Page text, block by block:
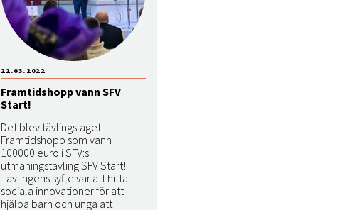
Framtidshopp vann SFV
Start!
Det blev tävlingslaget
Framtidshopp som vann
100000 euro i SFV:s
utmaningstävling SFV Start!
Tävlingens syfte var att hitta
sociala innovationer för att
hjälpa barn och unga att
22.03.2022